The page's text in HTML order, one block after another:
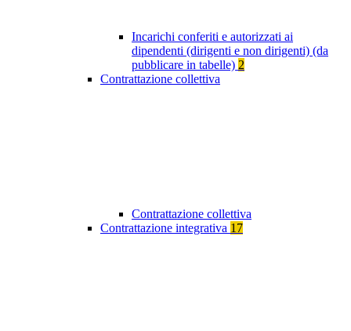
Incarichi conferiti e autorizzati ai
dipendenti (dirigenti e non dirigenti) (da
pubblicare in tabelle) 2
Contrattazione collettiva
Contrattazione collettiva
Contrattazione integrativa 17